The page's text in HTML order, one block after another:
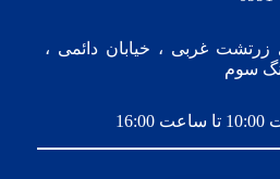
زرتشت غربی ، خیابان دائمی ،